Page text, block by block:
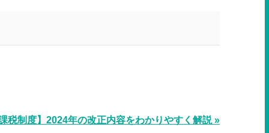
税制度】2024年の改正内容をわかりやすく解説 »